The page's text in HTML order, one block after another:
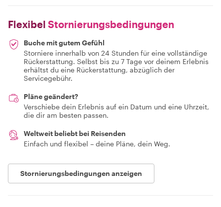
Flexibel Stornierungsbedingungen
Buche mit gutem Gefühl
Storniere innerhalb von 24 Stunden für eine vollständige
Rückerstattung. Selbst bis zu 7 Tage vor deinem Erlebnis
erhältst du eine Rückerstattung, abzüglich der
Servicegebühr.
Pläne geändert?
Verschiebe dein Erlebnis auf ein Datum und eine Uhrzeit,
die dir am besten passen.
Weltweit beliebt bei Reisenden
Einfach und flexibel – deine Pläne, dein Weg.
Stornierungsbedingungen anzeigen